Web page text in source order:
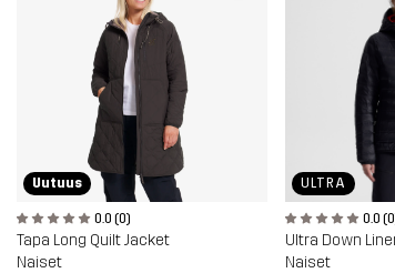
Uutuus
0.0 (0)
Tapa Long Quilt Jacket
Naiset
ULTRA
0.0
Ultra Down
Naiset